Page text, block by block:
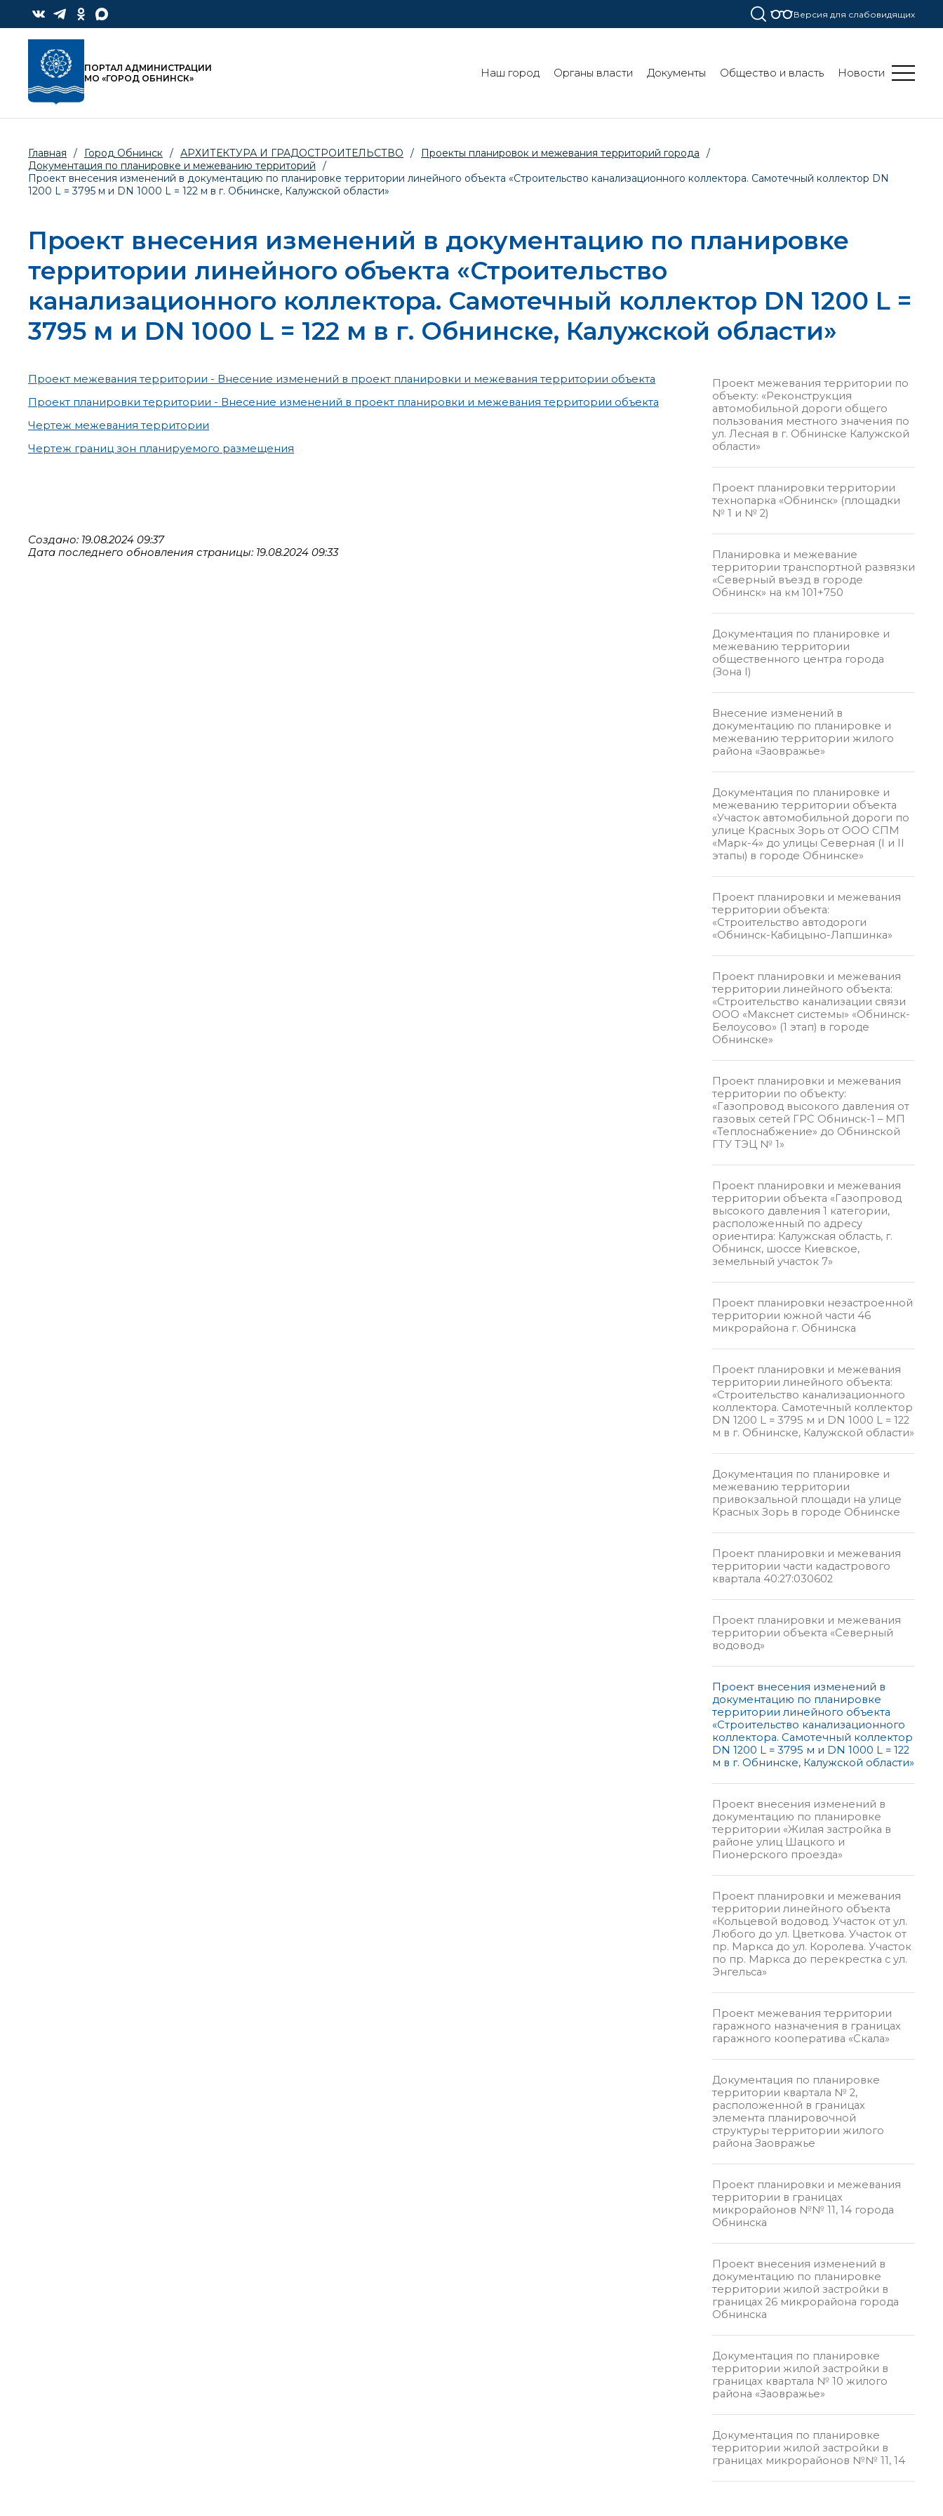
Версия для слабовидящих
ПОРТАЛ АДМИНИСТРАЦИИ
МО «ГОРОД ОБНИНСК»
Наш город Органы власти Документы Общество и власть Новости
Главная / Город Обнинск / АРХИТЕКТУРА И ГРАДОСТРОИТЕЛЬСТВО / Проекты планировок и межевания территорий города
/
Документация по планировке и межеванию территорий
/
Проект внесения изменений в документацию по планировке территории линейного объекта «Строительство канализационного коллектора. Самотечный коллектор DN
1200 L = 3795 м и DN 1000 L = 122 м в г. Обнинске, Калужской области»
Проект внесения изменений в документацию по планировке
территории линейного объекта «Строительство
канализационного коллектора. Самотечный коллектор DN 1200 L =
3795 м и DN 1000 L = 122 м в г. Обнинске, Калужской области»
Проект межевания территории - Внесение изменений в проект планировки и межевания территории объекта
Проект планировки территории - Внесение изменений в проект планировки и межевания территории объекта
Чертеж межевания территории
Чертеж границ зон планируемого размещения
Создано: 19.08.2024 09:37
Дата последнего обновления страницы: 19.08.2024 09:33
Проект межевания территории по
объекту: «Реконструкция
автомобильной дороги общего
пользования местного значения по
ул. Лесная в г. Обнинске Калужской
области»
Проект планировки территории
технопарка «Обнинск» (площадки
№ 1 и № 2)
Планировка и межевание
территории транспортной развязки
«Северный въезд в городе
Обнинск» на км 101+750
Документация по планировке и
межеванию территории
общественного центра города
(Зона I)
Внесение изменений в
документацию по планировке и
межеванию территории жилого
района «Заовражье»
Документация по планировке и
межеванию территории объекта
«Участок автомобильной дороги по
улице Красных Зорь от ООО СПМ
«Марк-4» до улицы Северная (I и II
этапы) в городе Обнинске»
Проект планировки и межевания
территории объекта:
«Строительство автодороги
«Обнинск-Кабицыно-Лапшинка»
Проект планировки и межевания
территории линейного объекта:
«Строительство канализации связи
ООО «Макснет системы» «Обнинск-
Белоусово» (1 этап) в городе
Обнинске»
Проект планировки и межевания
территории по объекту:
«Газопровод высокого давления от
газовых сетей ГРС Обнинск-1 – МП
«Теплоснабжение» до Обнинской
ГТУ ТЭЦ № 1»
Проект планировки и межевания
территории объекта «Газопровод
высокого давления 1 категории,
расположенный по адресу
ориентира: Калужская область, г.
Обнинск, шоссе Киевское,
земельный участок 7»
Проект планировки незастроенной
территории южной части 46
микрорайона г. Обнинска
Проект планировки и межевания
территории линейного объекта:
«Строительство канализационного
коллектора. Самотечный коллектор
DN 1200 L = 3795 м и DN 1000 L = 122
м в г. Обнинске, Калужской области»
Документация по планировке и
межеванию территории
привокзальной площади на улице
Красных Зорь в городе Обнинске
Проект планировки и межевания
территории части кадастрового
квартала 40:27:030602
Проект планировки и межевания
территории объекта «Северный
водовод»
Проект внесения изменений в
документацию по планировке
территории линейного объекта
«Строительство канализационного
коллектора. Самотечный коллектор
DN 1200 L = 3795 м и DN 1000 L = 122
м в г. Обнинске, Калужской области»
Проект внесения изменений в
документацию по планировке
территории «Жилая застройка в
районе улиц Шацкого и
Пионерского проезда»
Проект планировки и межевания
территории линейного объекта
«Кольцевой водовод. Участок от ул.
Любого до ул. Цветкова. Участок от
пр. Маркса до ул. Королева. Участок
по пр. Маркса до перекрестка с ул.
Энгельса»
Проект межевания территории
гаражного назначения в границах
гаражного кооператива «Скала»
Документация по планировке
территории квартала № 2,
расположенной в границах
элемента планировочной
структуры территории жилого
района Заовражье
Проект планировки и межевания
территории в границах
микрорайонов №№ 11, 14 города
Обнинска
Проект внесения изменений в
документацию по планировке
территории жилой застройки в
границах 26 микрорайона города
Обнинска
Документация по планировке
территории жилой застройки в
границах квартала № 10 жилого
района «Заовражье»
Документация по планировке
территории жилой застройки в
границах микрорайонов №№ 11, 14